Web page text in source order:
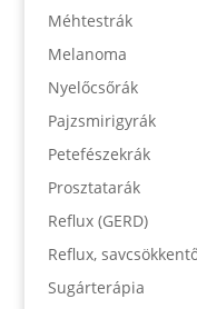
Méhtestrák
Melanoma
Nyelőcsőrák
Pajzsmirigyrák
Petefészekrák
Prosztatarák
Reflux (GERD)
Reflux,
Sugárterápia